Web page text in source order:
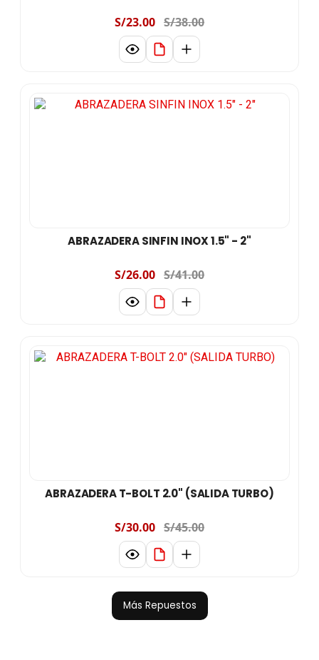
S/23.00 S/38.00
ABRAZADERA SINFIN INOX 1.5" - 2"
S/26.00 S/41.00
ABRAZADERA T-BOLT 2.0" (SALIDA TURBO)
S/30.00 S/45.00
Más Repuestos